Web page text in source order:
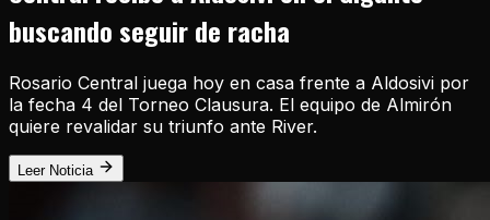
buscando seguir de racha
Rosario Central juega hoy en casa frente a Aldosivi por
la fecha 4 del Torneo Clausura. El equipo de Almirón
quiere revalidar su triunfo ante River.
Leer Noticia